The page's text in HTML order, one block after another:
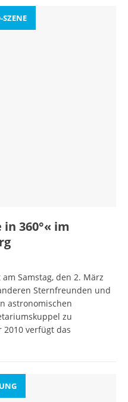
360°« im
Samstag, den 2. März
Sternfreunden und
astronomischen
zu
verfügt das